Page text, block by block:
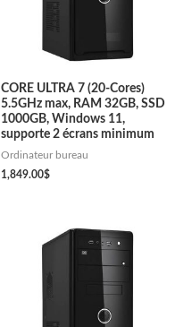
CORE ULTRA 7 (20-Cores)
5.5GHz max, RAM 32GB, SSD
1000GB, Windows 11,
supporte 2 écrans minimum
Ordinateur bureau
1,849.00$